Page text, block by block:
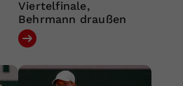
Viertelfinale,
Behrmann draußen